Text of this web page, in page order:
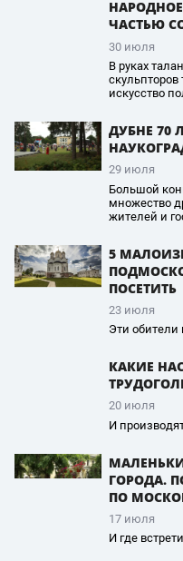
ЧАСТЬЮ
30 июля
В руках
искусство
ДУБНЕ 70
29 июля
Большой
множество
жителей и
5
ПОСЕТИТЬ
23 июля
Эти обители
КАКИЕ
20 июля
И
ГОРОДА.
ПО
17 июля
И где